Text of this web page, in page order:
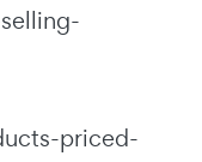
priced-